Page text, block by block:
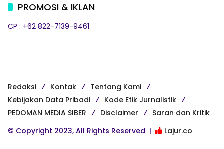
PROMOSI & IKLAN
CP : +62 822-7139-9461
Redaksi Kontak
Tentang Kami
Kebijakan Data Pribadi
Kode Etik Jurnalistik
PEDOMAN MEDIA SIBER
Disclaimer
Saran dan Kritik
© Copyright 2023, All Rights Reserved |
Lajur.co